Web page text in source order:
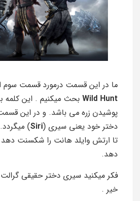
ما در این قسمت درمورد قسمت سوم
Wild Hunt بحث میکنیم . این کلمه
پوشیدن زره می باشد. و در این
دختر خود یعنی سیری (Siri
)
تا ارتش وایلد هانت را شکسنت دهد
دهد.
فکر میکنید سیری دختر حقیقی
خیر .